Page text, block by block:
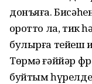
донъяға.
ҡоротто ла, тик
булырға тейеш
Тɵрмə ғəййəр
буйтым